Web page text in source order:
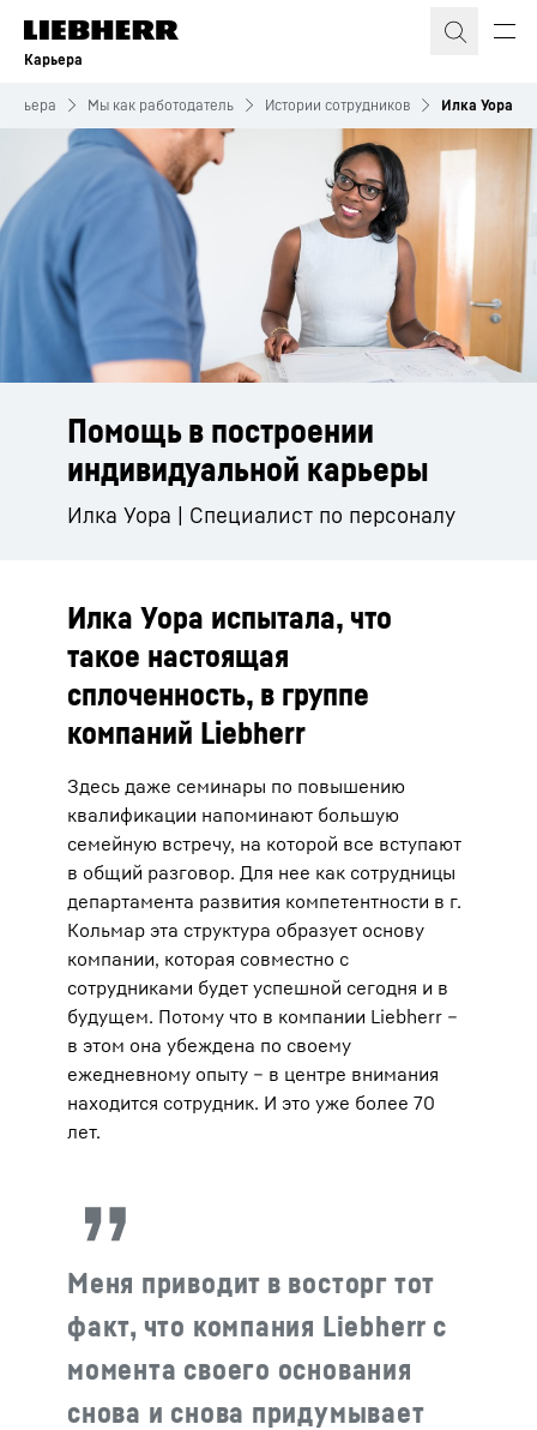
Карьера
Карьера Мы как работодатель Истории сотрудников Илка Уора
Помощь в построении
индивидуальной карьеры
Илка Уора | Специалист по персоналу
Илка Уора испытала, что
такое настоящая
сплоченность, в группе
компаний Liebherr
Здесь даже семинары по повышению
квалификации напоминают большую
семейную встречу, на которой все вступают
в общий разговор. Для нее как сотрудницы
департамента развития компетентности в г.
Кольмар эта структура образует основу
компании, которая совместно с
сотрудниками будет успешной сегодня и в
будущем. Потому что в компании Liebherr –
в этом она убеждена по своему
ежедневному опыту – в центре внимания
находится сотрудник. И это уже более 70
лет.
Меня приводит в восторг тот
факт, что компания Liebherr с
момента своего основания
снова и снова придумывает